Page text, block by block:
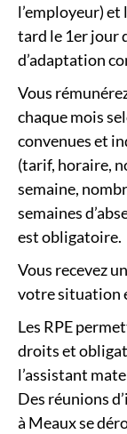
l’employeur)
tard le 1er jour
d’adaptation
Vous
chaque mois
convenues et
(tarif, horaire,
semaine,
semaines
est obligatoire.
Vous recevez
votre situation
Les RPE
droits et
l’assistant
Des réunions
à Meaux se